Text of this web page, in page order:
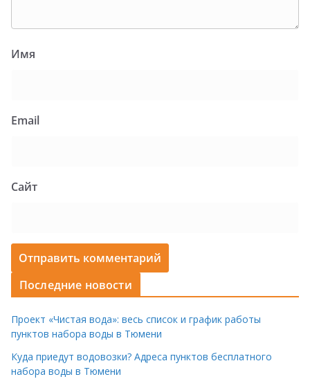
Имя
Email
Сайт
Последние новости
Проект «Чистая вода»: весь список и график работы
пунктов набора воды в Тюмени
Куда приедут водовозки? Адреса пунктов бесплатного
набора воды в Тюмени